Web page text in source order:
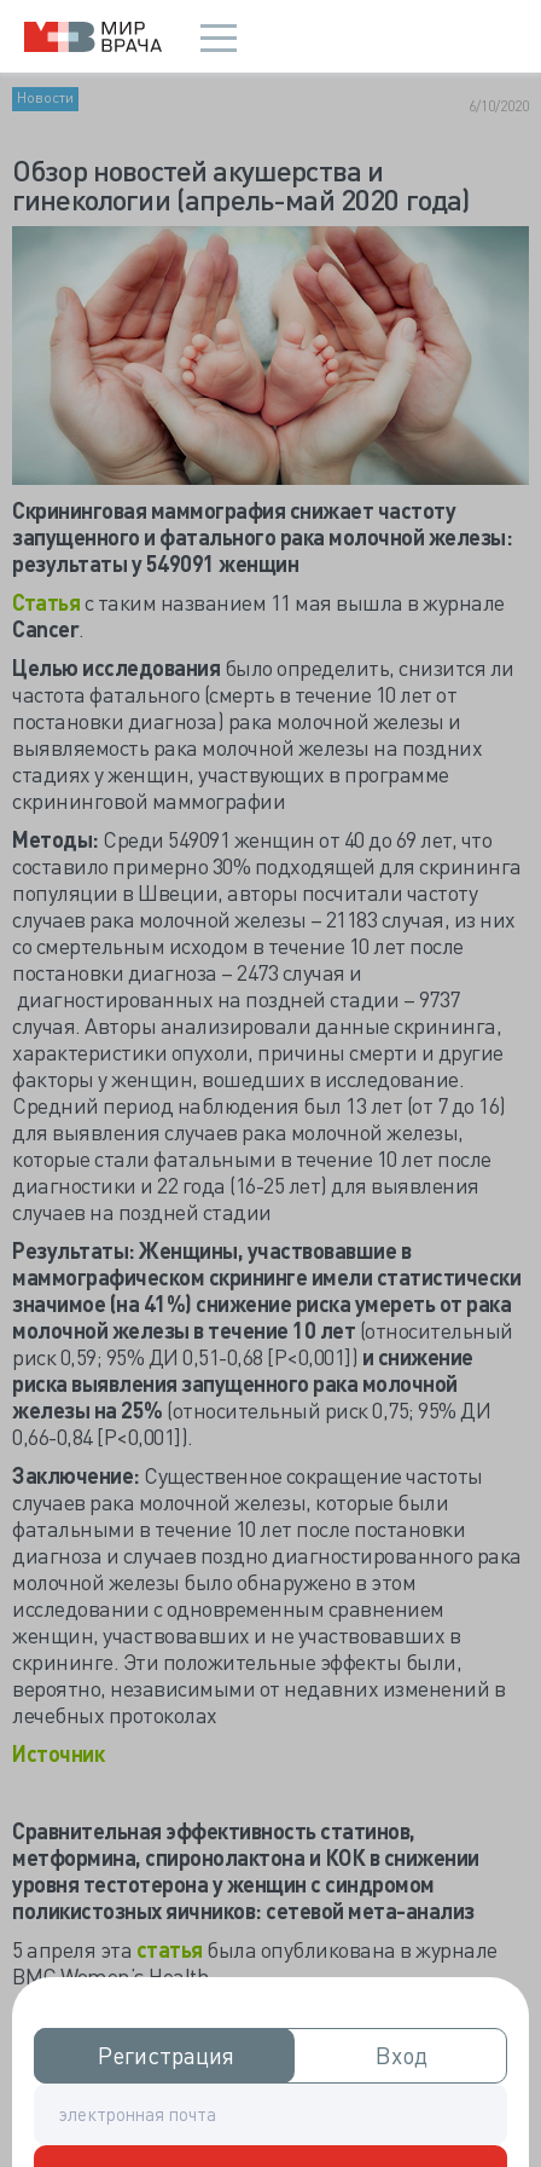
Регистрация
Регистрация Вход
Вход
Новости 6/10/2020
Обзор новостей акушерства и
гинекологии (апрель-май 2020 года)
Скрининговая маммография снижает частоту
запущенного и фатального рака молочной железы:
результаты у 549091 женщин
Статьяс таким названием 11 мая вышла в журнале
Cancer.
Целью исследования было определить, снизится ли
частота фатального (смерть в течение 10 лет от
постановки диагноза) рака молочной железы и
выявляемость рака молочной железы на поздних
стадиях у женщин, участвующих в программе
скрининговой маммографии
Методы: Среди 549091 женщин от 40 до 69 лет, что
составило примерно 30% подходящей для скрининга
популяции в Швеции, авторы посчитали частоту
случаев рака молочной железы – 21183 случая, из них
со смертельным исходом в течение 10 лет после
постановки диагноза – 2473 случая и
диагностированных на поздней стадии – 9737
случая. Авторы анализировали данные скрининга,
характеристики опухоли, причины смерти и другие
факторы у женщин, вошедших в исследование.
Средний период наблюдения был 13 лет (от 7 до 16)
для выявления случаев рака молочной железы,
которые стали фатальными в течение 10 лет после
диагностики и 22 года (16-25 лет) для выявления
случаев на поздней стадии
Результаты: Женщины, участвовавшие в
маммографическом скрининге имели статистически
значимое (на 41%) снижение риска умереть от рака
молочной железы в течение 10 лет (относительный
риск 0,59; 95% ДИ 0,51-0,68 [P<0,001]) и снижение
риска выявления запущенного рака молочной
железы на 25% (относительный риск 0,75; 95% ДИ
0,66-0,84 [P<0,001]).
Заключение: Существенное сокращение частоты
случаев рака молочной железы, которые были
фатальными в течение 10 лет после постановки
диагноза и случаев поздно диагностированного рака
молочной железы было обнаружено в этом
исследовании с одновременным сравнением
женщин, участвовавших и не участвовавших в
скрининге. Эти положительные эффекты были,
вероятно, независимыми от недавних изменений в
лечебных протоколах
Источник
Сравнительная эффективность статинов,
метформина, спиронолактона и КОК в снижении
уровня тестотерона у женщин с синдромом
поликистозных яичников: сетевой мета-анализ
5 апреля эта статья была опубликована в журнале
BMC Women’s Health
Введение
– эндокринное заболевание, поражающее примерно
10% женщин репродуктивного возраста и связанное с
том чсиле гиперандрогенемией и бесплодием,
каждое из которых может привести к СПКЯ. Ранее